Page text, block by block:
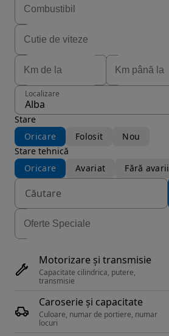
Localizare
Alba
Stare
Oricare
Folosit
Nou
Stare tehnică
Oricare
Avariat Fără avarii
Motorizare și transmisie
Capacitate cilindrica, putere,
transmisie
Caroserie și capacitate
Culoare, numar de portiere, numar
locuri